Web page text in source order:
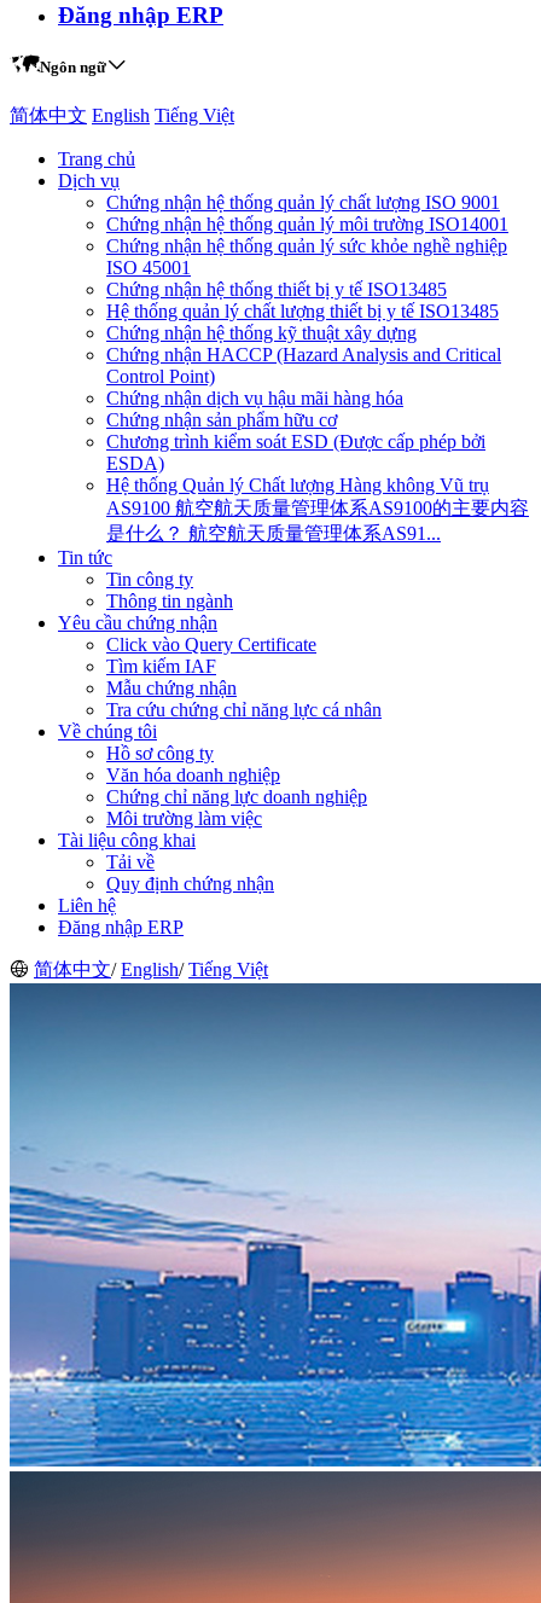
Đăng nhập ERP
Ngôn ngữ
简体中文 English Tiếng Việt
Trang chủ
Dịch vụ
Chứng nhận hệ thống quản lý chất lượng ISO 9001
Chứng nhận hệ thống quản lý môi trường ISO14001
Chứng nhận hệ thống quản lý sức khỏe nghề nghiệp
ISO 45001
Chứng nhận hệ thống thiết bị y tế ISO13485
Hệ thống quản lý chất lượng thiết bị y tế ISO13485
Chứng nhận hệ thống kỹ thuật xây dựng
Chứng nhận HACCP (Hazard Analysis and Critical
Control Point)
Chứng nhận dịch vụ hậu mãi hàng hóa
Chứng nhận sản phẩm hữu cơ
Chương trình kiểm soát ESD (Được cấp phép bởi
ESDA)
Hệ thống Quản lý Chất lượng Hàng không Vũ trụ
AS9100 航空航天质量管理体系AS9100的主要内容
是什么？ 航空航天质量管理体系AS91...
Tin tức
Tin công ty
Thông tin ngành
Yêu cầu chứng nhận
Click vào Query Certificate
Tìm kiếm IAF
Mẫu chứng nhận
Tra cứu chứng chỉ năng lực cá nhân
Về chúng tôi
Hồ sơ công ty
Văn hóa doanh nghiệp
Chứng chỉ năng lực doanh nghiệp
Môi trường làm việc
Tài liệu công khai
Tải về
Quy định chứng nhận
Liên hệ
Đăng nhập ERP
简体中文/English/Tiếng Việt